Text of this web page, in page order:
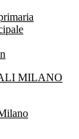
MILANO
stradali Milano